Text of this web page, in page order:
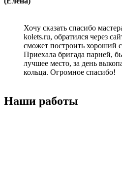
Хочу сказать спасибо
kolets.ru, обратился через
сможет построить хороший
Приехала бригада парней,
лучшее место, за день
кольца. Огромное спасибо!
Наши работы